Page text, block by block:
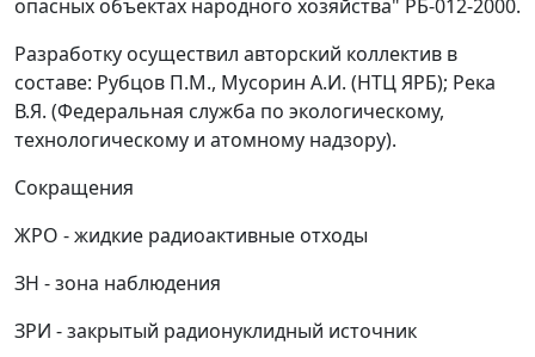
опасных объектах народного хозяйства" РБ-012-2000.
Разработку осуществил авторский коллектив в
составе: Рубцов П.М., Мусорин А.И. (НТЦ ЯРБ); Река
В.Я. (Федеральная служба по экологическому,
технологическому и атомному надзору).
Сокращения
ЖРО - жидкие радиоактивные отходы
ЗН - зона наблюдения
ЗРИ - закрытый радионуклидный источник